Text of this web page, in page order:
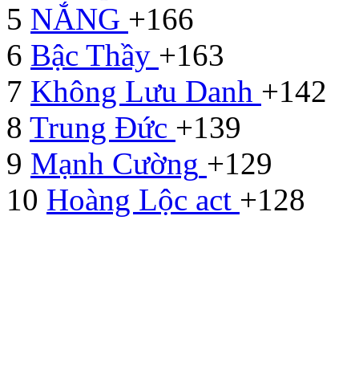
5 NẮNG +166
6 Bậc Thầy +163
7 Không Lưu Danh +142
8 Trung Đức +139
9 Mạnh Cường +129
10 Hoàng Lộc act +128